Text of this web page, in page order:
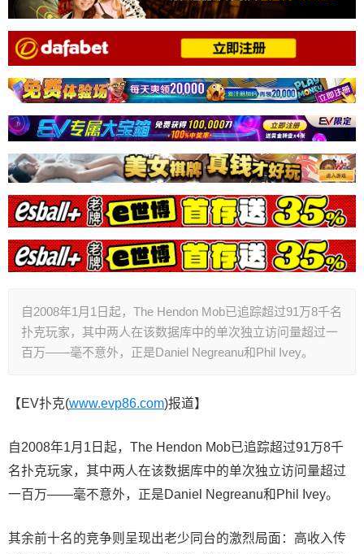
自2008年1月1日起，The Hendon Mob已追踪超过91万8千名
扑克玩家，其中两人在该数据库中的单次独立访问量超过一
百万——毫不意外，正是Daniel Negreanu和Phil Ivey。
【EV扑克(www.evp86.com)报道】
自2008年1月1日起，The Hendon Mob已追踪超过91万8千
名扑克玩家，其中两人在该数据库中的单次独立访问量超过
一百万——毫不意外，正是Daniel Negreanu和Phil Ivey。
其余前十名的竞争则呈现出老少同台的激烈局面：高收入传